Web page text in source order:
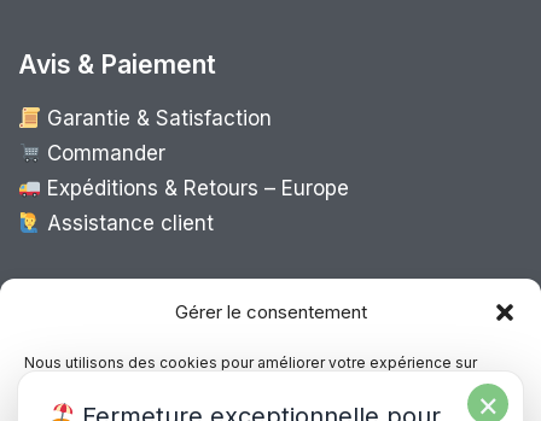
Gérer le consentement
Nous utilisons des cookies pour améliorer votre expérience sur
notre site, analyser le trafic et proposer des contenus personnalisés.
Avis & Paiement
Garantie & Satisfaction
Commander
Expéditions & Retours – Europe
Assistance client
Expédition Europe
Livraison rapide dans toute l’Europe via ×